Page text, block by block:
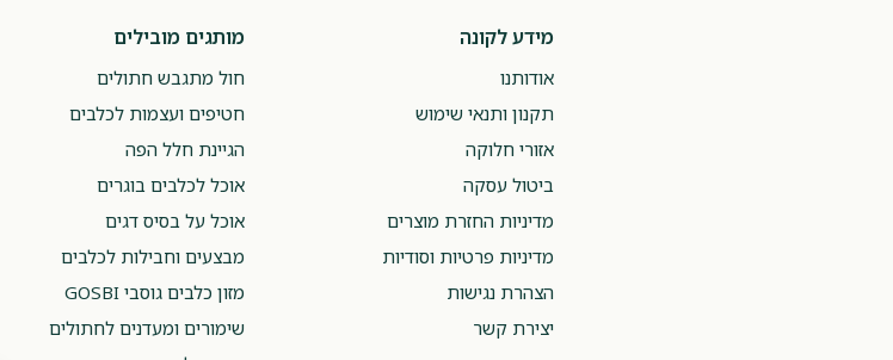
מידע לקונה
אודותנו
תקנון ותנאי שימוש
אזורי חלוקה
ביטול עסקה
מדיניות החזרת מוצרים
מדיניות פרטיות וסודיות
הצהרת נגישות
יצירת קשר
מותגים מובילים
חול מתגבש חתולים
חטיפים ועצמות לכלבים
הגיינת חלל הפה
אוכל לכלבים בוגרים
אוכל על בסיס דגים
מבצעים וחבילות לכלבים
מזון כלבים גוסבי GOSBI
שימורים ומעדנים לחתולים